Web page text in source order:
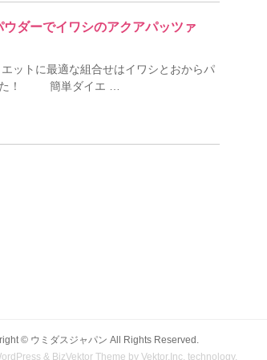
ダーでイワシのアクアパッツァ
ットに最適な組合せはイワシとおからパ
した！ 簡単ダイエ …
© ウミダスジャパン All Rights Reserved.
& BizVektor Theme by Vektor,Inc. technology.